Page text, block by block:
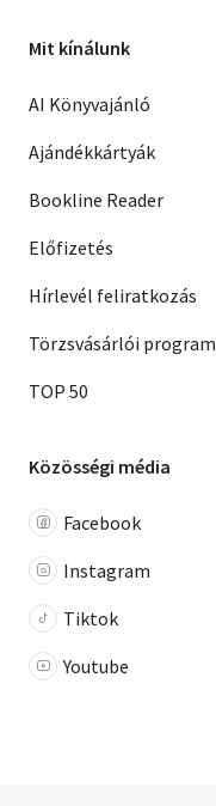
Mit kínálunk
AI Könyvajánló
Ajándékkártyák
Bookline Reader
Előfizetés
Hírlevél feliratkozás
Törzsvásárlói program
TOP 50
Közösségi média
Facebook
Instagram
Tiktok
Youtube